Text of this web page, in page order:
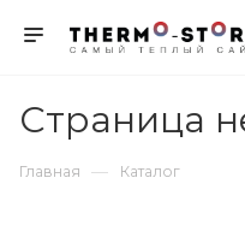
Страница
Главная — Каталог